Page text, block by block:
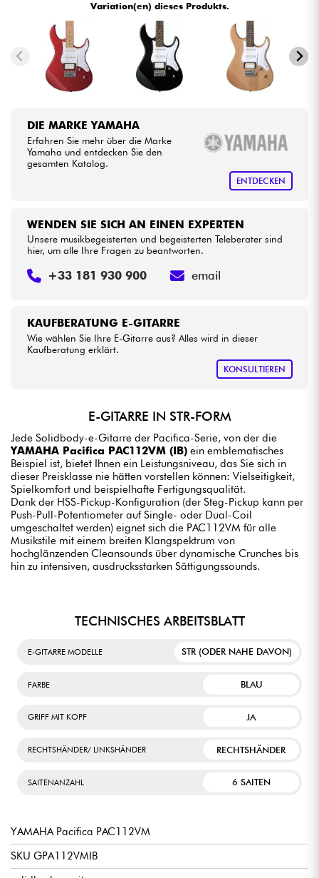
Bundle
Sehen Sie sich unsere Marken an
•
Variation(en) dieses Produkts.
DIE MARKE YAMAHA
Erfahren Sie mehr über die Marke
Yamaha und entdecken Sie den
gesamten Katalog.
ENTDECKEN
KAUFBERATUNG E-GITARRE
Wie wählen Sie Ihre E-Gitarre aus? Alles wird in dieser
Kaufberatung erklärt.
KONSULTIEREN
WENDEN SIE SICH AN EINEN EXPERTEN
Unsere musikbegeisterten und begeisterten Teleberater sind
hier, um alle Ihre Fragen zu beantworten.
+33 181 930 900 email
E-GITARRE IN STR-FORM
Jede Solidbody-e-Gitarre der Pacifica-Serie, von der die
YAMAHA Pacifica PAC112VM (IB) ein emblematisches
Beispiel ist, bietet Ihnen ein Leistungsniveau, das Sie sich in
dieser Preisklasse nie hätten vorstellen können: Vielseitigkeit,
Spielkomfort und beispielhafte Fertigungsqualität.
Dank der HSS-Pickup-Konfiguration (der Steg-Pickup kann per
Push-Pull-Potentiometer auf Single- oder Dual-Coil
umgeschaltet werden) eignet sich die PAC112VM für alle
Musikstile mit einem breiten Klangspektrum von
hochglänzenden Cleansounds über dynamische Crunches bis
hin zu intensiven, ausdrucksstarken Sättigungssounds.
TECHNISCHES ARBEITSBLATT
E-GITARRE MODELLE STR (ODER NAHE DAVON)
FARBE BLAU
GRIFF MIT KOPF JA
RECHTSHÄNDER/ LINKSHÄNDER RECHTSHÄNDER
SAITENANZAHL 6 SAITEN
YAMAHA Pacifica PAC112VM
SKU GPA112VMIB